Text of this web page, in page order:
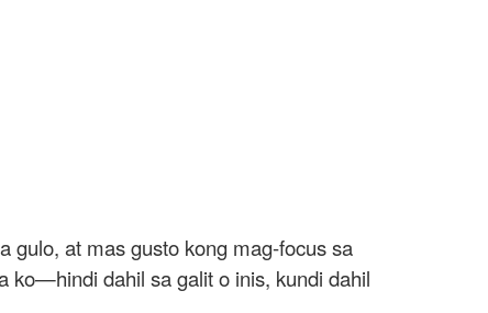
gulo, at mas gusto kong mag-focus sa
ko—hindi dahil sa galit o inis, kundi dahil